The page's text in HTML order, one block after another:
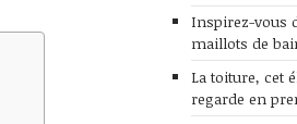
Inspirez-vous
maillots de
La toiture, cet
regarde en